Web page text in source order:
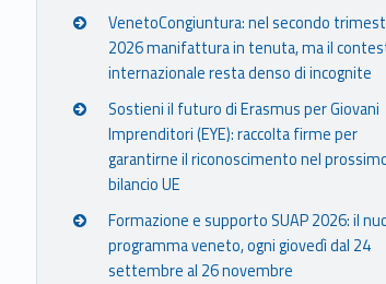
VenetoCongiuntura: nel secondo
2026 manifattura in tenuta, ma il
internazionale resta denso di incognite
Sostieni il futuro di Erasmus per Giovani
Imprenditori (EYE): raccolta firme per
garantirne il riconoscimento nel
bilancio UE
Formazione e supporto SUAP 2026: il
programma veneto, ogni giovedì dal 24
settembre al 26 novembre